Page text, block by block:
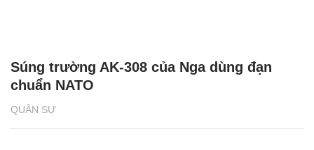
QUÂN SỰ
Súng trường AK-308 của Nga dùng đạn
chuẩn NATO